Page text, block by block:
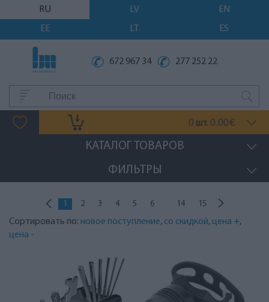
RU LV
EN
EE
LT ES
672 967 34 277 252 22
0 шт. 0.00€
КАТАЛОГ ТОВАРОВ
ФИЛЬТРЫ
1 2 3 4 5 6 14 15
Сортировать по: новое поступление, со скидкой, цена +,
цена -